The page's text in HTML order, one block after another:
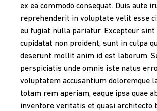
ex ea commodo consequat. Duis aute
reprehenderit in voluptate velit esse
eu fugiat nulla pariatur. Excepteur sint
cupidatat non proident, sunt in culpa
deserunt mollit anim id est laborum.
perspiciatis unde omnis iste natus
voluptatem accusantium doloremque
totam rem aperiam, eaque ipsa quae
inventore veritatis et quasi architecto